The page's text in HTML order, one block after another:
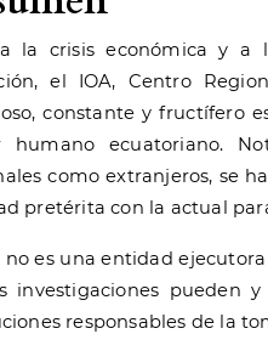
la crisis económica y a
el IOA, Centro
constante y fructífero
humano ecuatoriano.
como extranjeros, se
pretérita con la actual
no es una entidad
investigaciones pueden
responsables de la